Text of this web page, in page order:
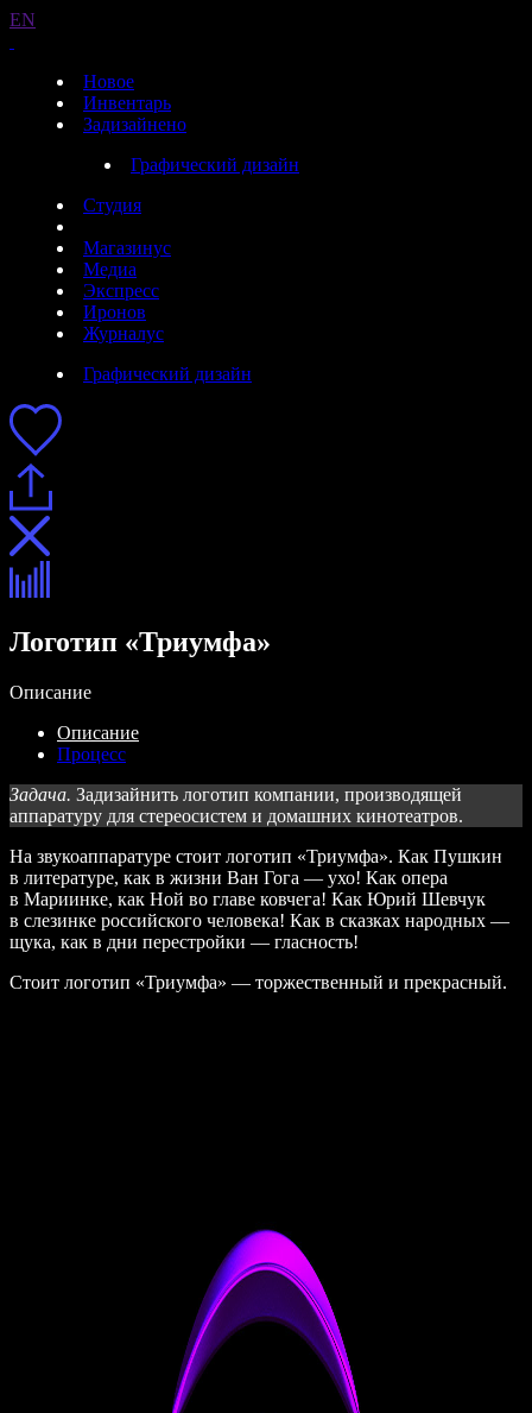
EN
Новое
Инвентарь
Задизайнено
Графический дизайн
Студия
Магазинус
Медиа
Экспресс
Иронов
Журналус
Графический дизайн
Логотип «Триумфа»
Описание
Описание
Процесс
Задача. Задизайнить логотип компании, производящей
аппаратуру для стереосистем и домашних кинотеатров.
На звукоаппаратуре стоит логотип «Триумфа». Как Пушкин
в литературе, как в жизни Ван Гога — ухо! Как опера
в Мариинке, как Ной во главе ковчега! Как Юрий Шевчук
в слезинке российского человека! Как в сказках народных —
щука, как в дни перестройки — гласность!
Стоит логотип «Триумфа» — торжественный и прекрасный.